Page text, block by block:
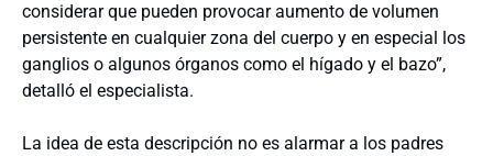
considerar que pueden provocar aumento de volumen
persistente en cualquier zona del cuerpo y en especial los
ganglios o algunos órganos como el hígado y el bazo”,
detalló el especialista.
La idea de esta descripción no es alarmar a los padres